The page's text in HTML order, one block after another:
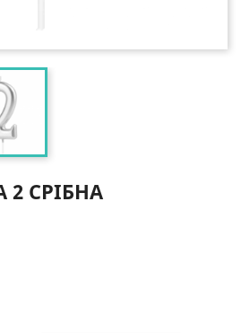
2 СРІБНА